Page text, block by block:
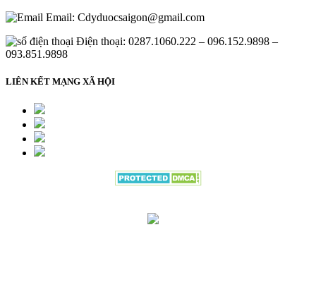
Email: Cdyduocsaigon@gmail.com
Điện thoại: 0287.1060.222 – 096.152.9898 –
093.851.9898
LIÊN KẾT MẠNG XÃ HỘI